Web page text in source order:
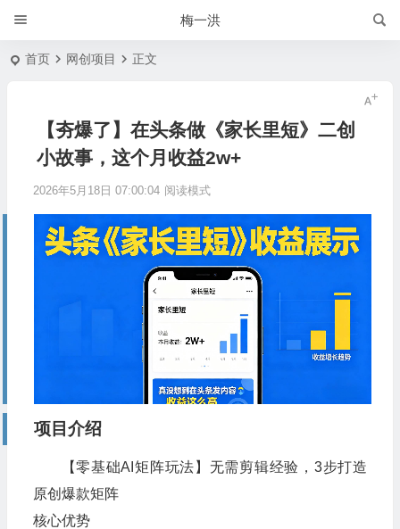
梅一洪
首页 网创项目 正文
【夯爆了】在头条做《家长里短》二创
小故事，这个月收益2w+
2026年5月18日 07:00:04 阅读模式
项目介绍
【零基础AI矩阵玩法】无需剪辑经验，3步打造
原创爆款矩阵
核心优势